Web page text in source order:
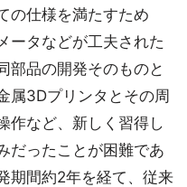
の仕様を満たすため
ータなどが工夫された
部品の開発そのものと
属3Dプリンタとその周
作など、新しく習得し
だったことが困難であ
期間約2年を経て、従来